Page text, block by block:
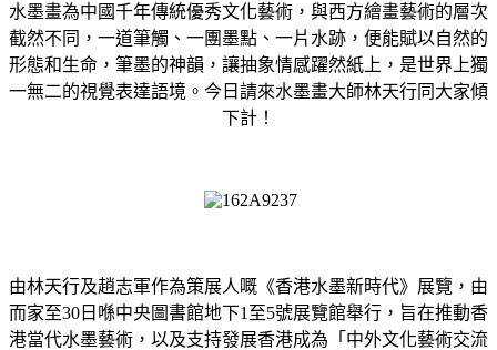
水墨畫為中國千年傳統優秀文化藝術，與西方繪畫藝術的層次
截然不同，一道筆觸、一團墨點、一片水跡，便能賦以自然的
形態和生命，筆墨的神韻，讓抽象情感躍然紙上，是世界上獨
一無二的視覺表達語境。今日請來水墨畫大師林天行同大家傾
下計！
由林天行及趙志軍作為策展人嘅《香港水墨新時代》展覽，由
而家至30日喺中央圖書館地下1至5號展覽館舉行，旨在推動香
港當代水墨藝術，以及支持發展香港成為「中外文化藝術交流